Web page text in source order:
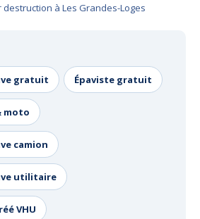
à Les Grandes-Loges
gratuit Épaviste gratuit
moto
camion
utilitaire
VHU